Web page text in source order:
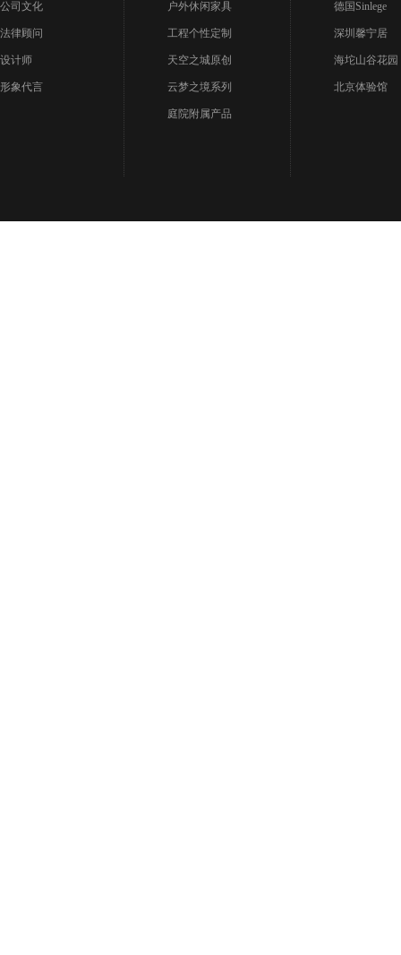
公司文化
法律顾问
设计师
形象代言
户外休闲家具
工程个性定制
天空之城原创
云梦之境系列
庭院附属产品
德国Sinlege
深圳馨宁居
海坨山谷花园
北京体验馆